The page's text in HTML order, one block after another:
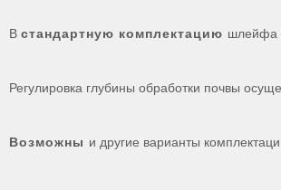
В стандартную комплектацию шлейфа
Регулировка глубины обработки почвы
Возможны и другие варианты